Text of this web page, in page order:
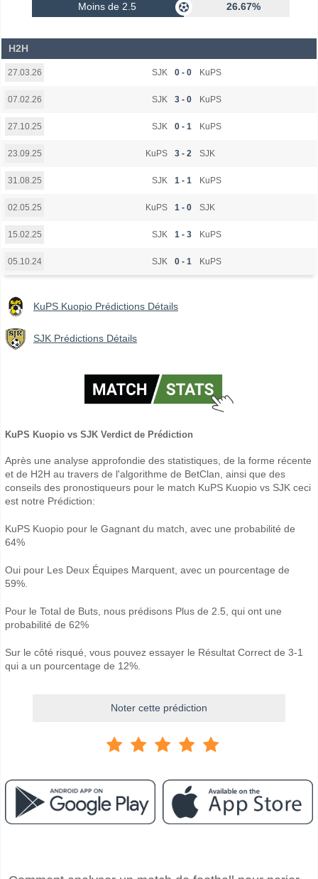
Moins de 2.5 26.67%
H2H
27.03.26 SJK 0 - 0 KuPS
07.02.26 SJK 3 - 0 KuPS
27.10.25 SJK 0 - 1 KuPS
23.09.25 KuPS 3 - 2 SJK
31.08.25 SJK 1 - 1 KuPS
02.05.25 KuPS 1 - 0 SJK
15.02.25 SJK 1 - 3 KuPS
05.10.24 SJK 0 - 1 KuPS
KuPS Kuopio Prédictions Détails
SJK Prédictions Détails
KuPS Kuopio vs SJK Verdict de Prédiction
Après une analyse approfondie des statistiques, de la forme récente
et de H2H au travers de l'algorithme de BetClan, ainsi que des
conseils des pronostiqueurs pour le match KuPS Kuopio vs SJK ceci
est notre Prédiction:
KuPS Kuopio pour le Gagnant du match, avec une probabilité de
64%
Oui pour Les Deux Équipes Marquent, avec un pourcentage de
59%.
Pour le Total de Buts, nous prédisons Plus de 2.5, qui ont une
probabilité de 62%
Sur le côté risqué, vous pouvez essayer le Résultat Correct de 3-1
qui a un pourcentage de 12%.
Noter cette prédiction